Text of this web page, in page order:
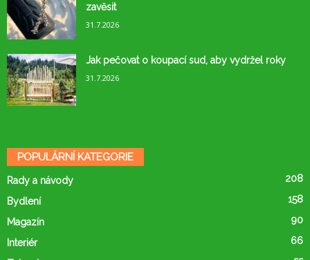
zavěsit
31.7.2026
Jak pečovat o koupací sud, aby vydržel roky
31.7.2026
POPULÁRNÍ KATEGORIE
Rady a návody 208
Bydlení 158
Magazín 90
Interiér 66